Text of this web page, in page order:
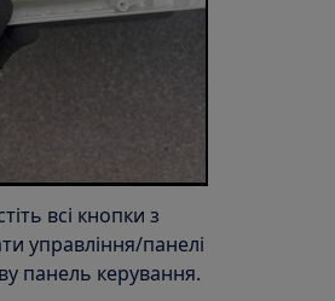
всі кнопки з
управління/панелі
панель керування.